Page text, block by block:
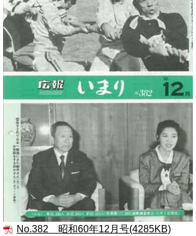
No.382 昭和60年12月号(4285KB)